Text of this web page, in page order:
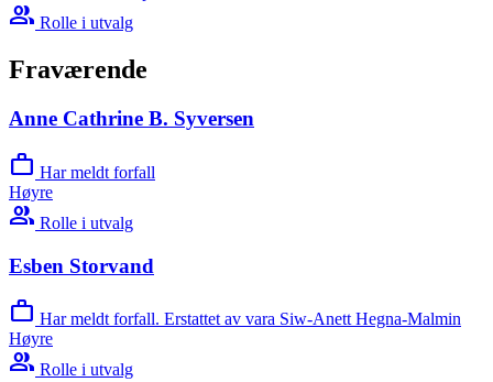
group Rolle i utvalg
Fraværende
Anne Cathrine B. Syversen
work Har meldt forfall
Høyre
group Rolle i utvalg
Esben Storvand
work Har meldt forfall. Erstattet av vara Siw-Anett Hegna-Malmin
Høyre
group Rolle i utvalg